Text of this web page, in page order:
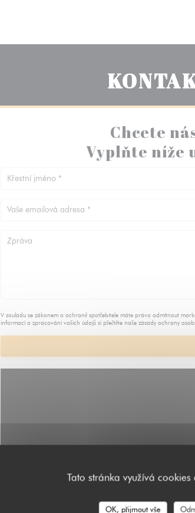
Tato stránka využívá
OK, přijmout vše
Chcete
Vyplňte níže
V souladu se zákonem o ochraně spotřebitele máte právo odmítnout
informací o zpracování vašich údajů si přečtěte naše zásady ochrany